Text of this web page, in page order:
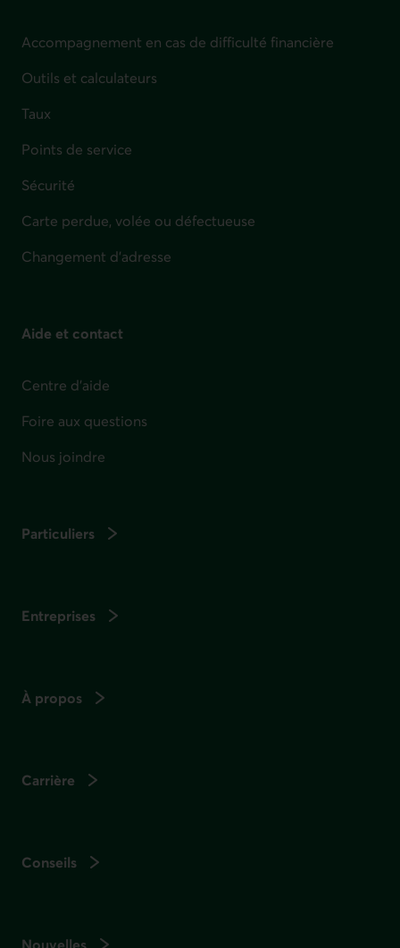
Accompagnement en cas de difficulté financière
Outils et calculateurs
Taux
Points de service
Sécurité
Carte perdue, volée ou défectueuse
Changement d'adresse
Aide et contact
Centre d'aide
Foire aux questions
Nous joindre
Particuliers
Entreprises
À propos
Carrière
Conseils
Nouvelles